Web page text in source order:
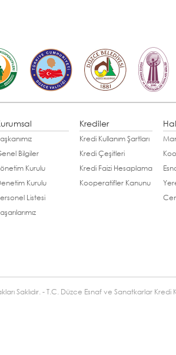
Bilgiler
Kurulu
Kurulu
Listesi
Krediler
Kredi Kullanım Şartları
Kredi Çeşitleri
Kredi Faizi Hesaplama
Kooperatifler Kanunu
Saklıdır. - T.C. Düzce Esnaf ve Sanatkarlar